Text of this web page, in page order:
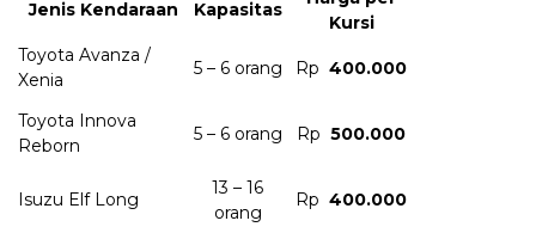
Jenis Kendaraan Kapasitas
Kursi
Toyota Avanza /
Xenia
5 – 6 orang Rp 400.000
Toyota Innova
Reborn
5 – 6 orang Rp 500.000
Isuzu Elf Long
13 – 16
orang
Rp 400.000